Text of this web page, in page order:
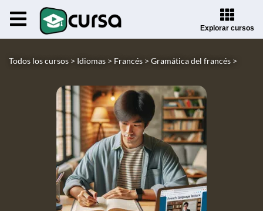
Explorar cursos
Todos los cursos > Idiomas > Francés > Gramática del francés >